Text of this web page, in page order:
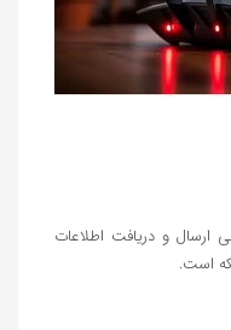
و دریافت اطلاعات
است.